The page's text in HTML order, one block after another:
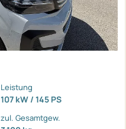
Leistung
107 kW / 145 PS
zul. Gesamtgew.